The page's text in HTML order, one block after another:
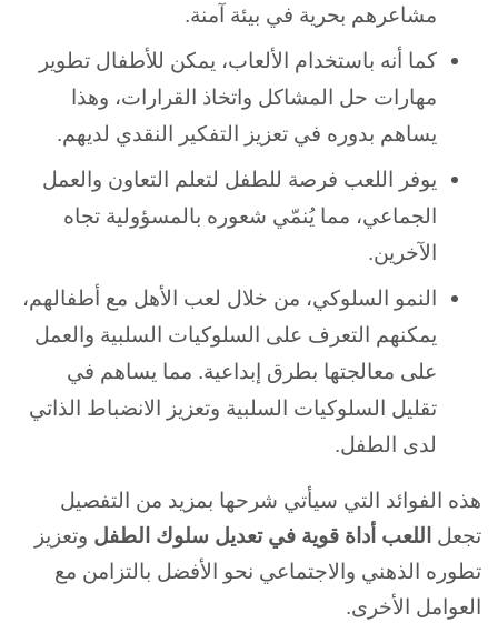
مشاعرهم بحرية في بيئة آمنة.
كما أنه باستخدام الألعاب، يمكن للأطفال تطوير
مهارات حل المشاكل واتخاذ القرارات، وهذا
يساهم بدوره في تعزيز التفكير النقدي لديهم.
يوفر اللعب فرصة للطفل لتعلم التعاون والعمل
الجماعي، مما يُنمّي شعوره بالمسؤولية تجاه
الآخرين.
النمو السلوكي، من خلال لعب الأهل مع أطفالهم،
يمكنهم التعرف على السلوكيات السلبية والعمل
على معالجتها بطرق إبداعية. مما يساهم في
تقليل السلوكيات السلبية وتعزيز الانضباط الذاتي
لدى الطفل.
هذه الفوائد التي سيأتي شرحها بمزيد من التفصيل
تجعل اللعب أداة قوية في تعديل سلوك الطفل وتعزيز
تطوره الذهني والاجتماعي نحو الأفضل بالتزامن مع
العوامل الأخرى.